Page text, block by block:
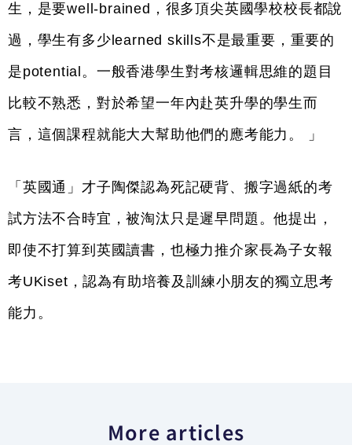
生，是要well-brained，很多頂尖英國學校校長都說
過，學生有多少learned skills不是最重要，重要的
是potential。一般香港學生對考核邏輯思維的題目
比較不熟悉，對於希望一年內赴英升學的學生而
言，這個課程就能大大幫助他們的應考能力。 」
「英國通」才子陶傑認為死記硬背、搬字過紙的考
試方法不合時宜，被淘汰只是遲早問題。他提出，
即使不打算到英國讀書，也極力推介家長為子女報
考UKiset，認為有助培養及訓練小朋友的獨立思考
能力。
More articles